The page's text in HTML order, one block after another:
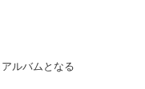
ルバムとなる